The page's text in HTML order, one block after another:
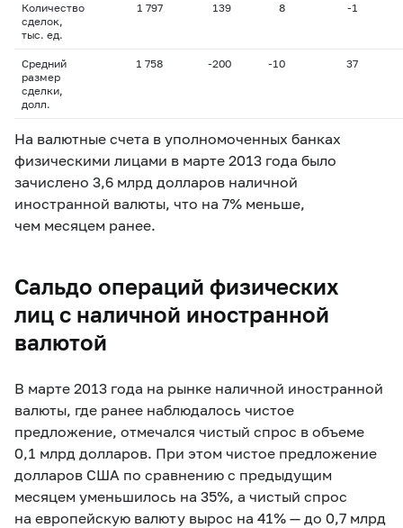
Количество
сделок,
тыс. ед.
1 797 139 8 -1
Средний
размер
сделки,
долл.
1 758 -200 -10 37
На валютные счета в уполномоченных банках
физическими лицами в марте 2013 года было
зачислено 3,6 млрд долларов наличной
иностранной валюты, что на 7% меньше,
чем месяцем ранее.
Сальдо операций физических
лиц с наличной иностранной
валютой
В марте 2013 года на рынке наличной иностранной
валюты, где ранее наблюдалось чистое
предложение, отмечался чистый спрос в объеме
0,1 млрд долларов. При этом чистое предложение
долларов США по сравнению с предыдущим
месяцем уменьшилось на 35%, а чистый спрос
на европейскую валюту вырос на 41% — до 0,7 млрд